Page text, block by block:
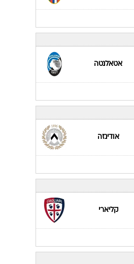
אטאלנטה
אודינזה
קליארי